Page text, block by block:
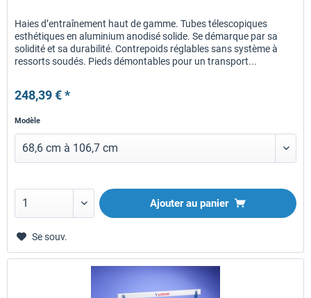
Haies d’entraînement haut de gamme. Tubes télescopiques
esthétiques en aluminium anodisé solide. Se démarque par sa
solidité et sa durabilité. Contrepoids réglables sans système à
ressorts soudés. Pieds démontables pour un transport...
248,39 € *
Modèle
Ajouter au panier
Se souv.